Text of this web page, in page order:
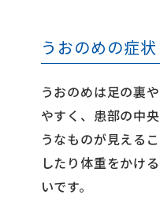
うおのめの症状
うおのめは足の裏
やすく、患部の中
うなものが見える
したり体重をかけ
いです。